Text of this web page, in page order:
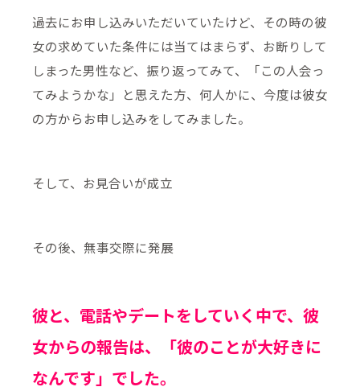
過去にお申し込みいただいていたけど、その時の彼
女の求めていた条件には当てはまらず、お断りして
しまった男性など、振り返ってみて、「この人会っ
てみようかな」と思えた方、何人かに、今度は彼女
の方からお申し込みをしてみました。
そして、お見合いが成立
その後、無事交際に発展
彼と、電話やデートをしていく中で、彼
女からの報告は、「彼のことが大好きに
なんです」でした。